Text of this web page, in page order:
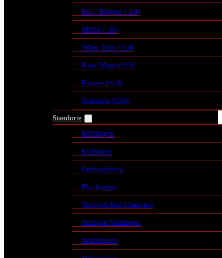
BJJ / Ringen (+14)
MMA (+16)
Wing Tsun (+14)
Krav Maga (+18)
Frauen (+14)
Senioren (Ü40)
Standorte
Böblingen
Esslingen
Ludwigsburg
Plochingen
Stuttgart Bad Cannstatt
Stuttgart Vaihingen
Waiblingen